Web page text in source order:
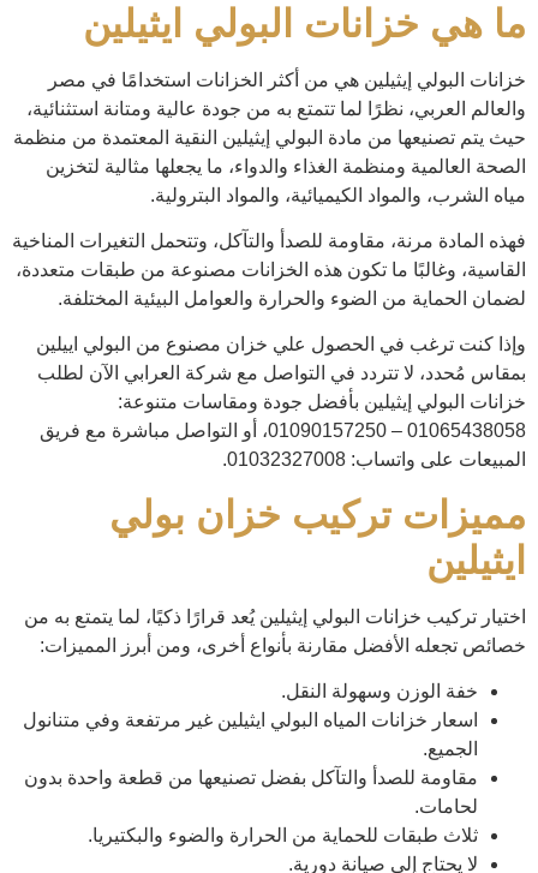
ما هي خزانات البولي ايثيلين
خزانات البولي إيثيلين هي من أكثر الخزانات استخدامًا في مصر
والعالم العربي، نظرًا لما تتمتع به من جودة عالية ومتانة استثنائية،
حيث يتم تصنيعها من مادة البولي إيثيلين النقية المعتمدة من منظمة
الصحة العالمية ومنظمة الغذاء والدواء، ما يجعلها مثالية لتخزين
مياه الشرب، والمواد الكيميائية، والمواد البترولية.
فهذه المادة مرنة، مقاومة للصدأ والتآكل، وتتحمل التغيرات المناخية
القاسية، وغالبًا ما تكون هذه الخزانات مصنوعة من طبقات متعددة،
لضمان الحماية من الضوء والحرارة والعوامل البيئية المختلفة.
وإذا كنت ترغب في الحصول علي خزان مصنوع من البولي اييلين
بمقاس مُحدد، لا تتردد في التواصل مع شركة العرابي الآن لطلب
خزانات البولي إيثيلين بأفضل جودة ومقاسات متنوعة:
01065438058 – 01090157250، أو التواصل مباشرة مع فريق
المبيعات على واتساب: 01032327008.
مميزات تركيب خزان بولي
ايثيلين
اختيار تركيب خزانات البولي إيثيلين يُعد قرارًا ذكيًا، لما يتمتع به من
خصائص تجعله الأفضل مقارنة بأنواع أخرى، ومن أبرز المميزات:
خفة الوزن وسهولة النقل.
اسعار خزانات المياه البولي ايثيلين غير مرتفعة وفي متنانول
الجميع.
مقاومة للصدأ والتآكل بفضل تصنيعها من قطعة واحدة بدون
لحامات.
ثلاث طبقات للحماية من الحرارة والضوء والبكتيريا.
لا يحتاج إلى صيانة دورية.